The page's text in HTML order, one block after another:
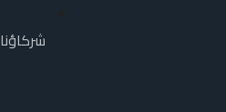
شركاؤنا